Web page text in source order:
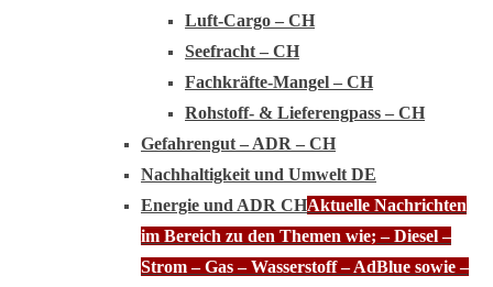
Luft-Cargo – CH
Seefracht – CH
Fachkräfte-Mangel – CH
Rohstoff- & Lieferengpass – CH
Gefahrengut – ADR – CH
Nachhaltigkeit und Umwelt DE
Energie und ADR CHAktuelle Nachrichten
im Bereich zu den Themen wie; – Diesel –
Strom – Gas – Wasserstoff – AdBlue sowie –